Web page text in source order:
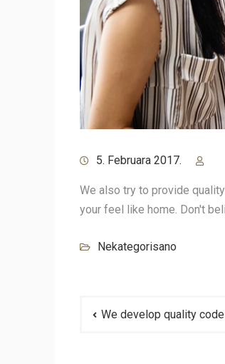
5. Februara 2017.
We also try to provide
your feel like home. Don't
Nekategorisano
Navigacija
We develop quality code